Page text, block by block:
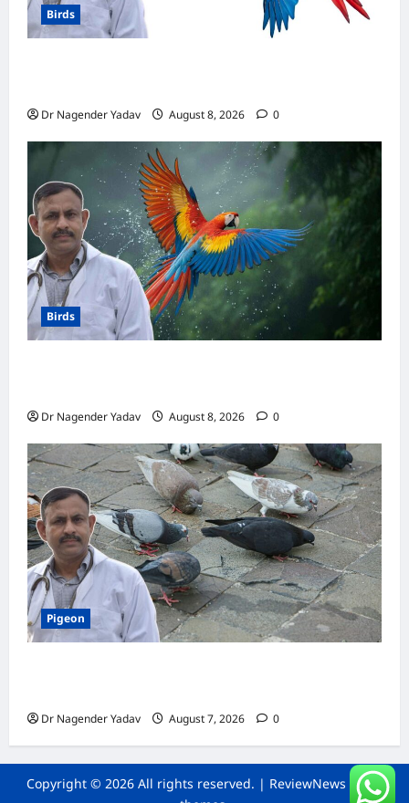
Birds
Dr Nagender Yadav August 8, 2026 0
Birds
Dr Nagender Yadav August 8, 2026 0
Pigeon
Dr Nagender Yadav August 7, 2026 0
Copyright © 2026 All rights reserved. | ReviewNews by AF